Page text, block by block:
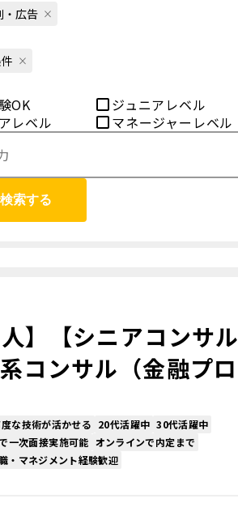
・広告
OK
ジュニアレベル
レベル
マネージャーレベル
索する
】【シニアコンサル
コンサル（金融プロ
な技術が活かせる 20代活躍中 30代活躍中
一次面接実施可能 オンラインで内定まで
・マネジメント経験歓迎